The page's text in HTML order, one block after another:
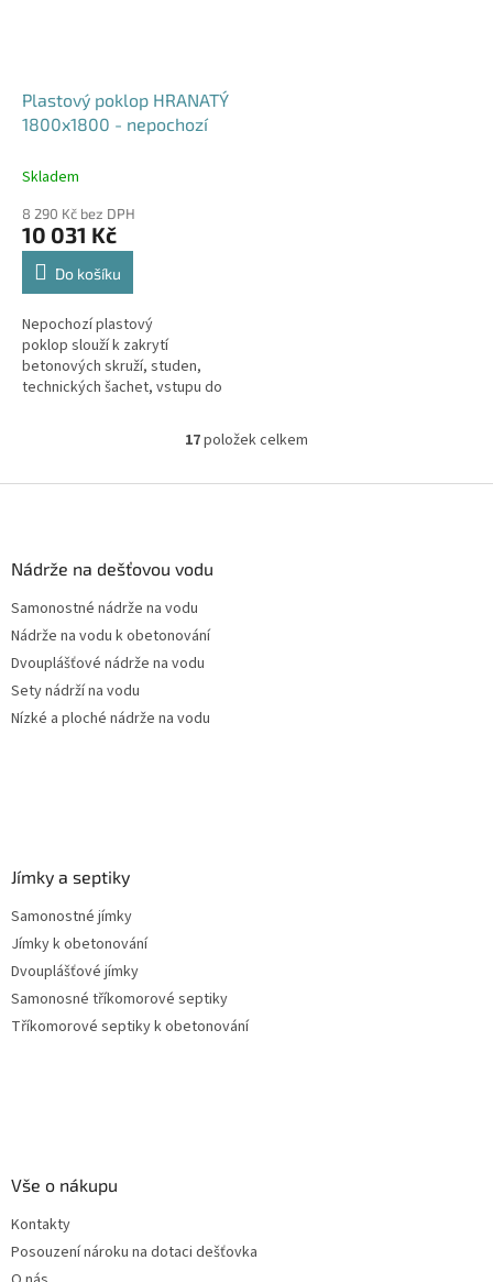
Plastový poklop HRANATÝ
1800x1800 - nepochozí
Skladem
8 290 Kč bez DPH
10 031 Kč
Do košíku
Nepochozí plastový
poklop slouží k zakrytí
betonových skruží, studen,
technických šachet, vstupu do
apod. Doba dodání je 5-10...
O
l
17položek celkem
Nádrže na dešťovou vodu
Samonostné nádrže na vodu
Nádrže na vodu k obetonování
Dvouplášťové nádrže na vodu
Sety nádrží na vodu
Nízké a ploché nádrže na vodu
Jímky a septiky
Samonostné jímky
Jímky k obetonování
Dvouplášťové jímky
Samonosné tříkomorové septiky
Tříkomorové septiky k obetonování
Vše o nákupu
Kontakty
Posouzení nároku na dotaci dešťovka